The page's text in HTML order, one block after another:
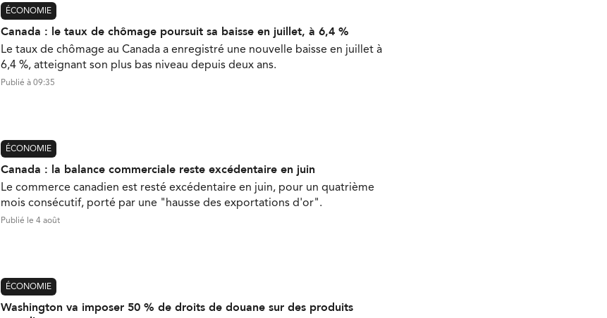
ÉCONOMIE
Canada : le taux de chômage poursuit sa baisse en juillet, à 6,4 %
Le taux de chômage au Canada a enregistré une nouvelle baisse en juillet à
6,4 %, atteignant son plus bas niveau depuis deux ans.
Publié à 09:35
ÉCONOMIE
Canada : la balance commerciale reste excédentaire en juin
Le commerce canadien est resté excédentaire en juin, pour un quatrième
mois consécutif, porté par une "hausse des exportations d'or".
Publié le 4 août
ÉCONOMIE
Washington va imposer 50 % de droits de douane sur des produits